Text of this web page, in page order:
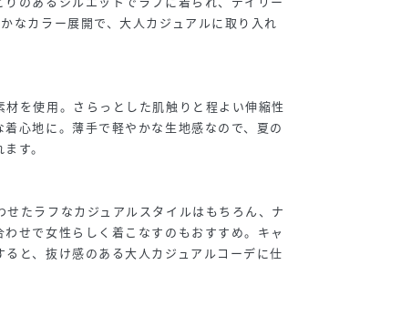
なカラー展開で、大人カジュアルに取り入れ
を使用。さらっとした肌触りと程よい伸縮性
心地に。薄手で軽やかな生地感なので、夏の
す。
たラフなカジュアルスタイルはもちろん、ナ
せで女性らしく着こなすのもおすすめ。キャ
と、抜け感のある大人カジュアルコーデに仕